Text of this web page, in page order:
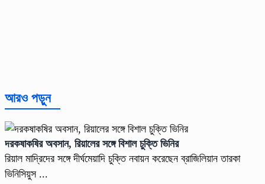
আরও পড়ুন
দরকষাকষির অবসান, রিয়ালের সঙ্গে বিশাল চুক্তি ভিনির
রিয়াল মাদ্রিদের সঙ্গে দীর্ঘমেয়াদি চুক্তি নবায়ন করেছেন ব্রাজিলিয়ান তারকা
ভিনিসিয়ুস ...